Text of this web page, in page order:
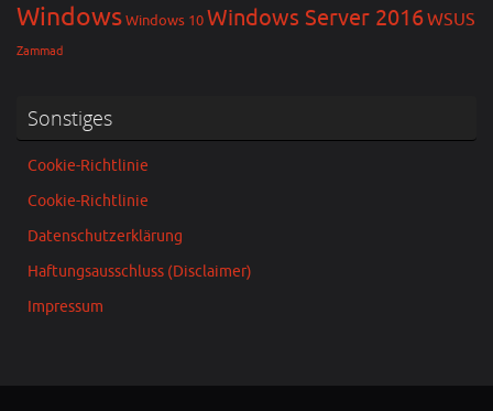
WindowsWindows 10Windows Server 2016WSUS
Zammad
Sonstiges
Cookie-Richtlinie
Cookie-Richtlinie
Datenschutzerklärung
Haftungsausschluss (Disclaimer)
Impressum